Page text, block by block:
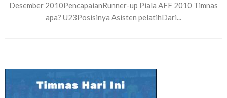
Desember 2010PencapaianRunner-up Piala AFF 2010 Timnas
apa? U23Posisinya Asisten pelatihDari...